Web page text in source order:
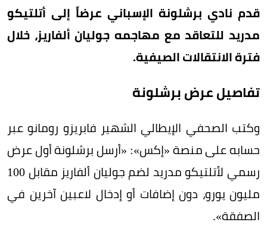
قدم نادي برشلونة الإسباني عرضاً إلى أتلتيكو
مدريد للتعاقد مع مهاجمه جوليان ألفاريز، خلال
فترة الانتقالات الصيفية.
تفاصيل عرض برشلونة
وكتب الصحفي الإيطالي الشهير فابريزو رومانو عبر
حسابه على منصة «إكس»: «أرسل برشلونة أول عرض
رسمي لأتلتيكو مدريد لضم جوليان ألفاريز مقابل 100
مليون يورو، دون إضافات أو إدخال لاعبين آخرين في
الصفقة».